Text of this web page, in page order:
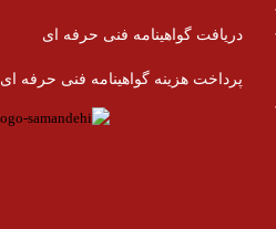
دریافت گواهینامه فنی حرفه ای
پرداخت هزینه گواهینامه فنی حرفه ای